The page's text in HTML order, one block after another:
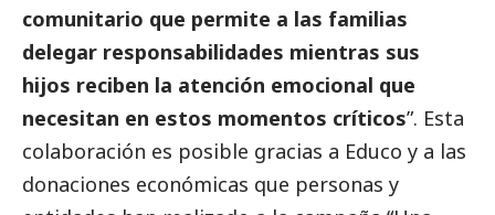
comunitario que permite a las familias
delegar responsabilidades mientras sus
hijos reciben la atención emocional que
necesitan en estos momentos críticos”. Esta
colaboración es posible gracias a Educo y a las
donaciones económicas que personas y